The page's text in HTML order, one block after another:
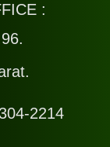
:
2214